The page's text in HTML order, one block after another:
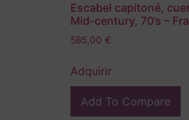
Escabel capitoné,
Mid-century, 70’s –
585,00 €
Adquirir
Add To Compare